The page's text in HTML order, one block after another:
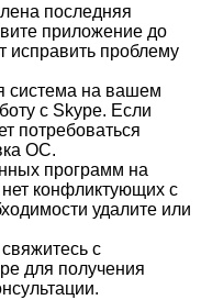
последняя
приложение до
исправить проблему
система на вашем
с Skype. Если
потребоваться
ОС.
программ на
конфликтующих с
удалите или
с
для получения